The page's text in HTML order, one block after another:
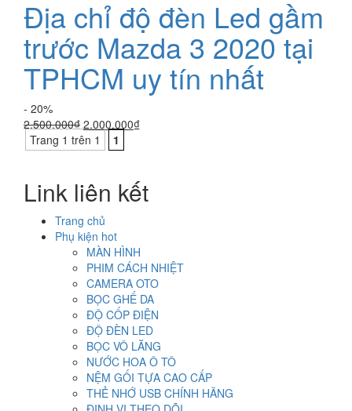
Địa chỉ độ đèn Led gầm
trước Mazda 3 2020 tại
TPHCM uy tín nhất
- 20%
2.500.000₫ Giá
gốc
là:
2.000.000₫Giá
2.000.000₫.
Trang 1 trên 1 1
Link liên kết
Trang chủ
Phụ kiện hot
MÀN HÌNH
PHIM CÁCH NHIỆT
CAMERA OTO
BỌC GHẾ DA
ĐỘ CỐP ĐIỆN
ĐỘ ĐÈN LED
BỌC VÔ LĂNG
NƯỚC HOA Ô TÔ
NỆM GỐI TỰA CAO CẤP
THẺ NHỚ USB CHÍNH HÃNG